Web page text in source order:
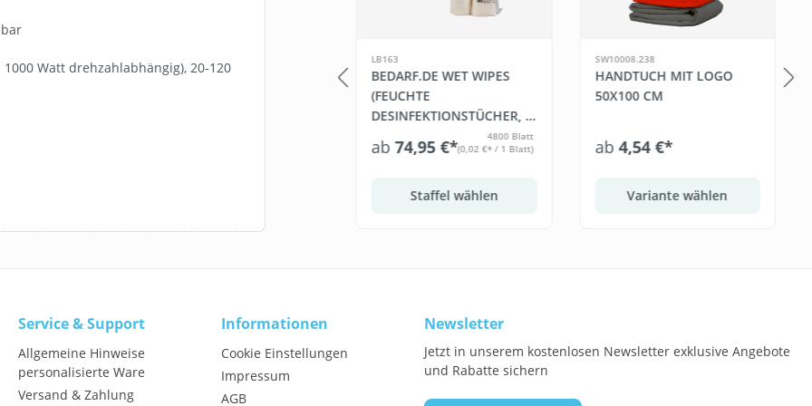
Watt drehzahlabhängig), 20-120
PLUS
ARTZT THEPRO LOOP
LB163
BEDARF.DE WET WIPES
(FEUCHTE
DESINFEKTIONSTÜCHER, 6
ab74,95 €*
4800 Blatt
(0,02 €* / 1 Blatt)
Staffel wählen
SW10008.238
HANDTUCH MIT LOGO
50X100 CM
ab4,54 €*
Variante wählen
Service & Support
Allgemeine Hinweise
personalisierte Ware
Versand & Zahlung
Informationen
Cookie Einstellungen
Impressum
AGB
Newsletter
Jetzt in unserem kostenlosen Newsletter exklusive Angebote
und Rabatte sichern